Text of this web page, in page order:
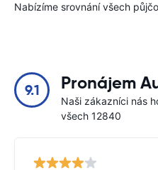
Nabízíme srovnání všech
9.1 Pronájem
Naši zákazníci nás
všech 12840